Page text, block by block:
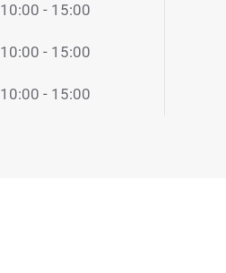
10:00 - 15:00
10:00 - 15:00
10:00 - 15:00